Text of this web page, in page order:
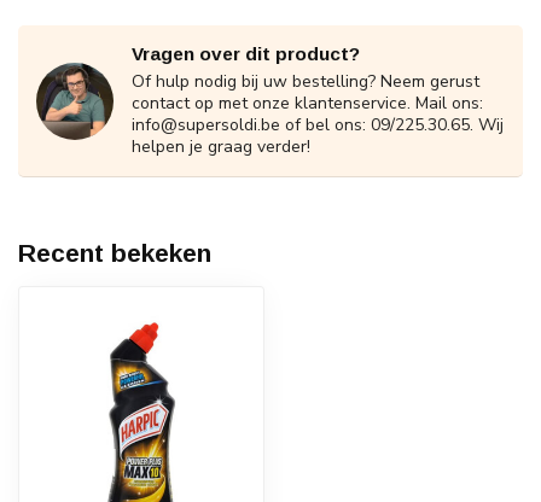
Vragen over dit product?
Of hulp nodig bij uw bestelling? Neem gerust
contact op met onze klantenservice. Mail ons:
info@supersoldi.be of bel ons: 09/225.30.65. Wij
helpen je graag verder!
Recent bekeken